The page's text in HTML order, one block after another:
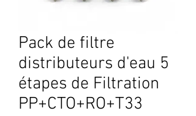
Pack de filtre
distributeurs d'eau 5
étapes de Filtration
PP+CTO+RO+T33